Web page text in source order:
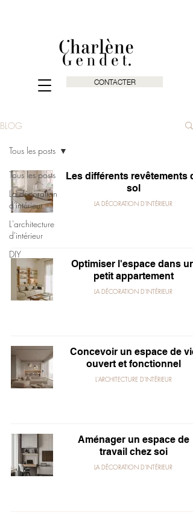
CONTACTER
BLOG
Tous les posts
La décoration
d'intérieur
L'architecture
d'intérieur
DIY
Tous les posts
Les différents revêtements
sol
LA DÉCORATION D'INTÉRIEUR
Optimiser l'espace dans un
petit appartement
LA DÉCORATION D'INTÉRIEUR
Concevoir un espace de vie
ouvert et fonctionnel
L'ARCHITECTURE D'INTÉRIEUR
Aménager un espace de
travail chez soi
LA DÉCORATION D'INTÉRIEUR